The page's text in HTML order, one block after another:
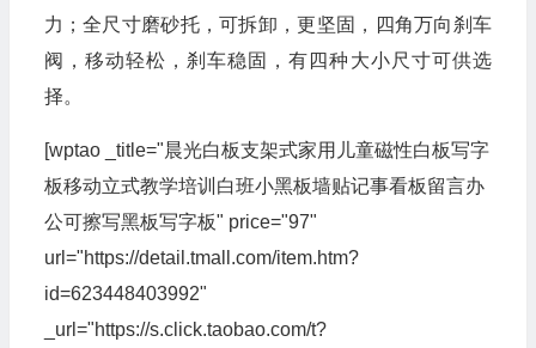
力；全尺寸磨砂托，可拆卸，更坚固，四角万向刹车
阀，移动轻松，刹车稳固，有四种大小尺寸可供选
择。
[wptao _title="晨光白板支架式家用儿童磁性白板写字
板移动立式教学培训白班小黑板墙贴记事看板留言办
公可擦写黑板写字板" price="97"
url="https://detail.tmall.com/item.htm?
id=623448403992"
_url="https://s.click.taobao.com/t?